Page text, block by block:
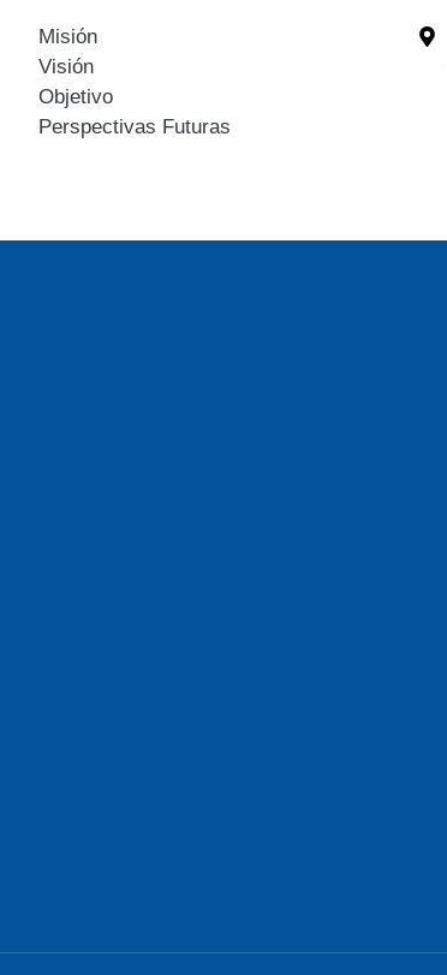
Misión
Visión
Objetivo
Perspectivas Futuras